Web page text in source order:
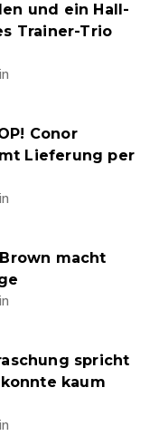
und ein Hall-
Trainer-Trio
Conor
Lieferung per
Brown macht
spricht
kaum